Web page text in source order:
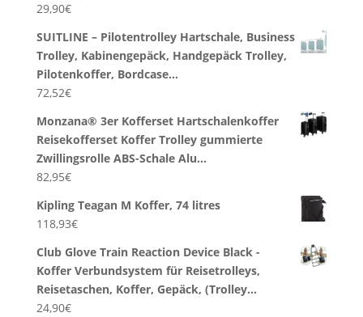
29,90€
SUITLINE – Pilotentrolley Hartschale, Business
Trolley, Kabinengepäck, Handgepäck Trolley,
Pilotenkoffer, Bordcase…
72,52€
Monzana® 3er Kofferset Hartschalenkoffer
Reisekofferset Koffer Trolley gummierte
Zwillingsrolle ABS-Schale Alu…
82,95€
Kipling Teagan M Koffer, 74 litres
118,93€
Club Glove Train Reaction Device Black -
Koffer Verbundsystem für Reisetrolleys,
Reisetaschen, Koffer, Gepäck, (Trolley…
24,90€